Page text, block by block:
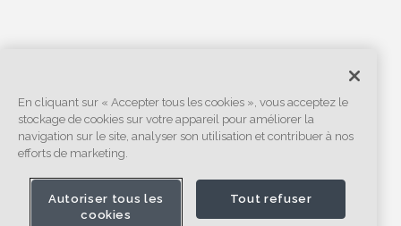
En cliquant sur « Accepter tous les cookies », vous acceptez le
stockage de cookies sur votre appareil pour améliorer la
navigation sur le site, analyser son utilisation et contribuer à nos
efforts de marketing.
Autoriser tous les
cookies
Tout refuser